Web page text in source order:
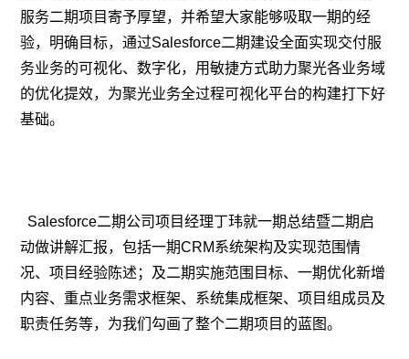
服务二期项目寄予厚望，并希望大家能够吸取一期的经
验，明确目标，通过Salesforce二期建设全面实现交付服
务业务的可视化、数字化，用敏捷方式助力聚光各业务域
的优化提效，为聚光业务全过程可视化平台的构建打下好
基础。
Salesforce二期公司项目经理丁玮就一期总结暨二期启
动做讲解汇报，包括一期CRM系统架构及实现范围情
况、项目经验陈述；及二期实施范围目标、一期优化新增
内容、重点业务需求框架、系统集成框架、项目组成员及
职责任务等，为我们勾画了整个二期项目的蓝图。